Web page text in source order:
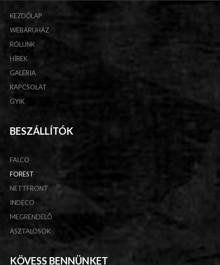
KEZDŐLAP
WEBÁRUHÁZ
RÓLUNK
HÍREK
GALÉRIA
KAPCSOLAT
GYIK
BESZÁLLÍTÓK
FALCO
FOREST
NETTFRONT
INDECO
MEGRENDELŐ
ASZTALOSOK
KÖVESS BENNÜNKET